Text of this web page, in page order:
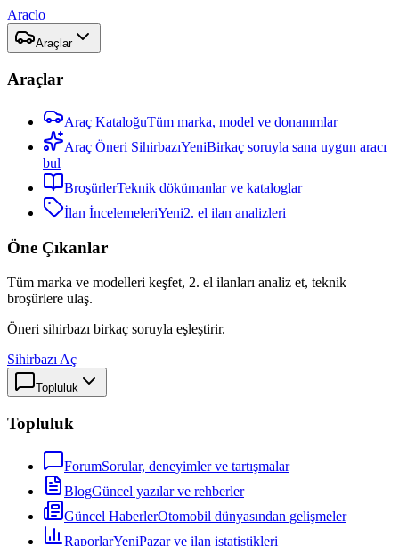
Araclo
Araçlar
Araçlar
Araç KataloğuTüm marka, model ve donanımlar
Araç Öneri SihirbazıYeniBirkaç soruyla sana uygun aracı
bul
BroşürlerTeknik dökümanlar ve kataloglar
İlan İncelemeleriYeni2. el ilan analizleri
Öne Çıkanlar
Tüm marka ve modelleri keşfet, 2. el ilanları analiz et, teknik
broşürlere ulaş.
Öneri sihirbazı birkaç soruyla eşleştirir.
Sihirbazı Aç
Topluluk
Topluluk
ForumSorular, deneyimler ve tartışmalar
BlogGüncel yazılar ve rehberler
Güncel HaberlerOtomobil dünyasından gelişmeler
RaporlarYeniPazar ve ilan istatistikleri